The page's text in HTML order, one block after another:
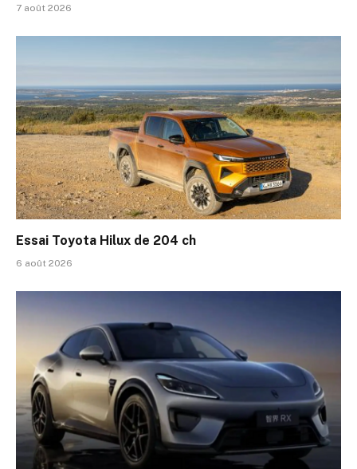
7 août 2026
Essai Toyota Hilux de 204 ch
6 août 2026